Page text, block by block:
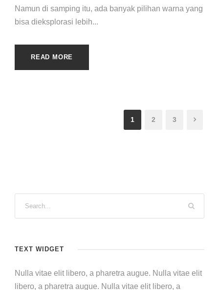
Namun di samping itu, ada banyak pilihan warna yang
bisa dieksplorasi lebih...
READ MORE
1 2 3
TEXT WIDGET
Nulla vitae elit libero, a pharetra augue. Nulla vitae elit
libero, a pharetra augue. Nulla vitae elit libero, a